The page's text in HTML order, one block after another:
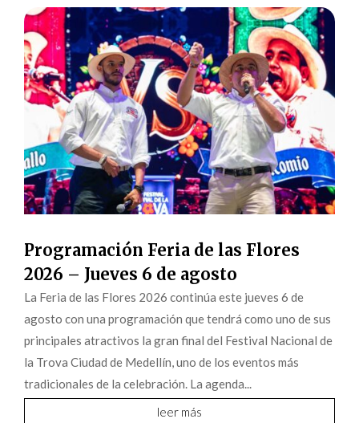
Programación Feria de las Flores
2026 – Jueves 6 de agosto
La Feria de las Flores 2026 continúa este jueves 6 de
agosto con una programación que tendrá como uno de sus
principales atractivos la gran final del Festival Nacional de
la Trova Ciudad de Medellín, uno de los eventos más
tradicionales de la celebración. La agenda...
leer más